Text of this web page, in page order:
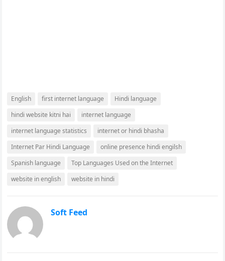
English first internet language
Hindi language
hindi website kitni hai
internet language
internet language statistics
internet or hindi bhasha
Internet Par Hindi Language
online presence hindi engilsh
Spanish language
Top Languages Used on the Internet
website in english
website in hindi
Soft Feed